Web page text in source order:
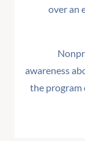
over an
awareness
the